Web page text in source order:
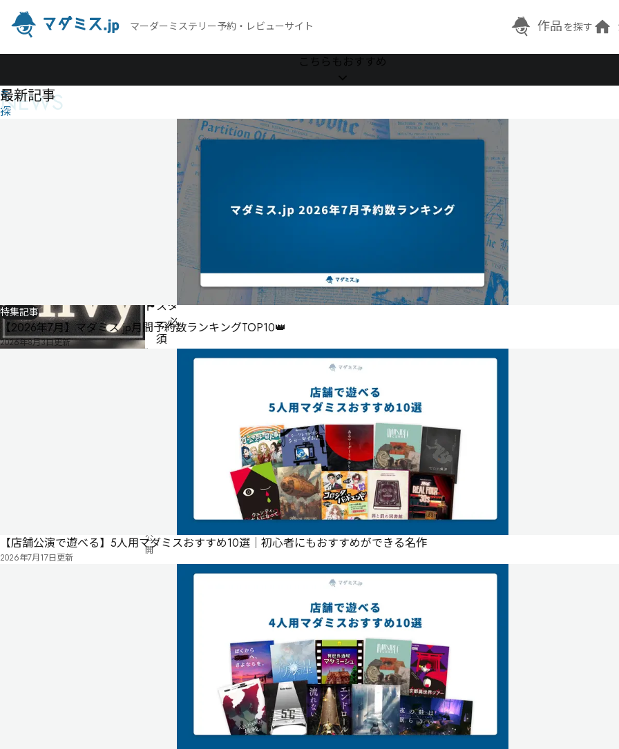
マーダーミステリー予約・レビューサイト 作品 を探す
を
探
男性
名・
女性
90分
スタ
ー必
須
公
開
オンライン
こちらもおすすめ
NEWS
最新記事
特集記事
【2026年7月】マダミス.jp月間予約数ランキングTOP10👑
2026年8月3日更新
【店舗公演で遊べる】5人用マダミスおすすめ10選｜初心者にもおすすめができる名作
2026年7月17日更新